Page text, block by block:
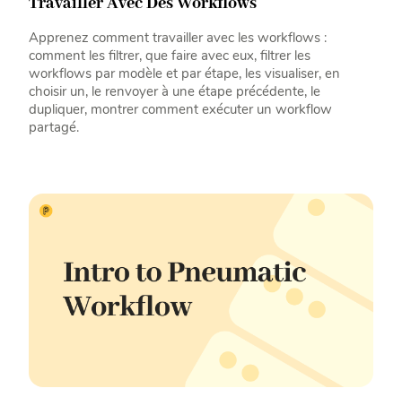
Apprenez comment travailler avec les workflows :
comment les filtrer, que faire avec eux, filtrer les
workflows par modèle et par étape, les visualiser, en
choisir un, le renvoyer à une étape précédente, le
dupliquer, montrer comment exécuter un workflow
partagé.